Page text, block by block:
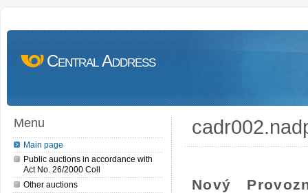
Central Address
Menu
Main page
Public auctions in accordance with
Act No. 26/2000 Coll
Other auctions
Nový